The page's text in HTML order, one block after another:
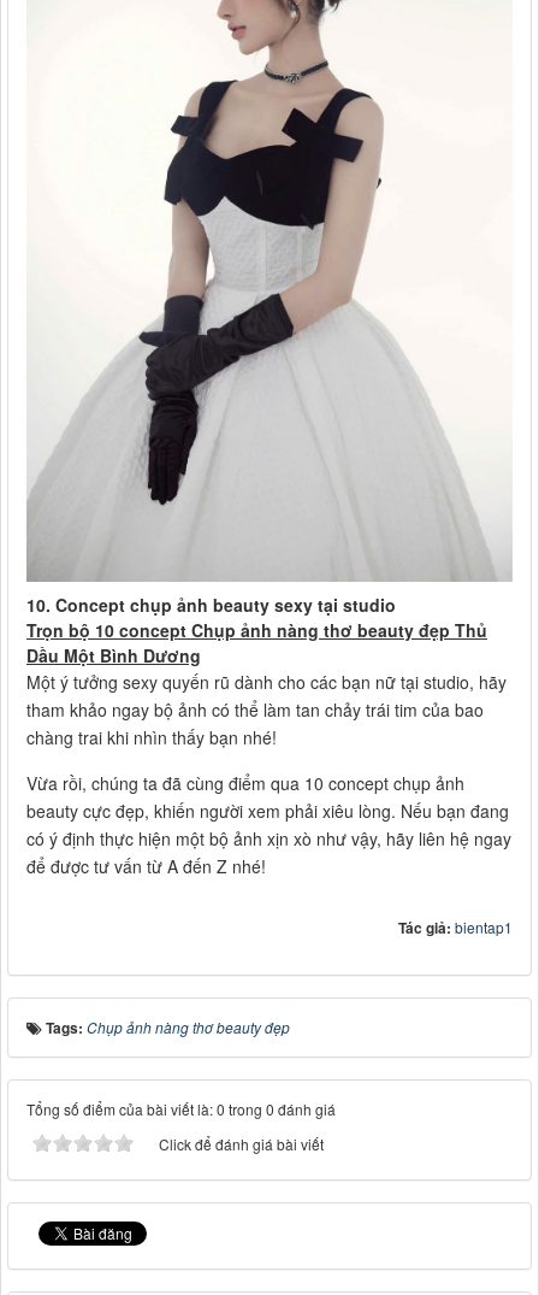
10. Concept chụp ảnh beauty sexy tại studio
Trọn bộ 10 concept Chụp ảnh nàng thơ beauty đẹp Thủ
Dầu Một Bình Dương
Một ý tưởng sexy quyến rũ dành cho các bạn nữ tại studio, hãy
tham khảo ngay bộ ảnh có thể làm tan chảy trái tim của bao
chàng trai khi nhìn thấy bạn nhé!
Vừa rồi, chúng ta đã cùng điểm qua 10 concept chụp ảnh
beauty cực đẹp, khiến người xem phải xiêu lòng. Nếu bạn đang
có ý định thực hiện một bộ ảnh xịn xò như vậy, hãy liên hệ ngay
để được tư vấn từ A đến Z nhé!
Tác giả: bientap1
Tags: Chụp ảnh nàng thơ beauty đẹp
Tổng số điểm của bài viết là: 0 trong 0 đánh giá
Click để đánh giá bài viết